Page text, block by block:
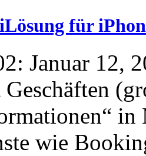
für
Januar 12,
wie